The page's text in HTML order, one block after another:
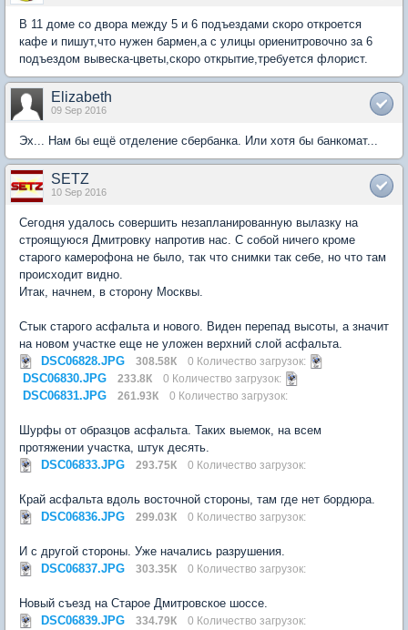
В 11 доме со двора между 5 и 6 подъездами скоро откроется
кафе и пишут,что нужен бармен,а с улицы ориенитровочно за 6
подъездом вывеска-цветы,скоро открытие,требуется флорист.
Elizabeth
09 Sep 2016
Эх... Нам бы ещё отделение сбербанка. Или хотя бы банкомат...
SETZ
10 Sep 2016
Сегодня удалось совершить незапланированную вылазку на
строящуюся Дмитровку напротив нас. С собой ничего кроме
старого камерофона не было, так что снимки так себе, но что там
происходит видно.
Итак, начнем, в сторону Москвы.
Стык старого асфальта и нового. Виден перепад высоты, а значит
на новом участке еще не уложен верхний слой асфальта.
DSC06828.JPG
308.58К 0 Количество загрузок:
DSC06830.JPG 233.8К 0 Количество загрузок:
DSC06831.JPG 261.93К 0 Количество загрузок:
Шурфы от образцов асфальта. Таких выемок, на всем
протяжении участка, штук десять.
DSC06833.JPG
293.75К 0 Количество загрузок:
Край асфальта вдоль восточной стороны, там где нет бордюра.
DSC06836.JPG
299.03К 0 Количество загрузок:
И с другой стороны. Уже начались разрушения.
DSC06837.JPG
303.35К 0 Количество загрузок:
Новый съезд на Старое Дмитровское шоссе.
DSC06839.JPG
334.79К 0 Количество загрузок: